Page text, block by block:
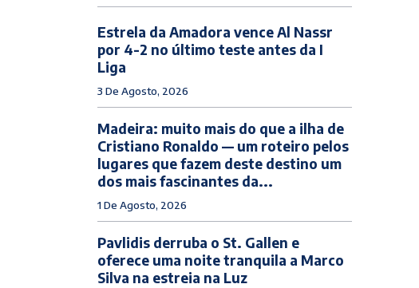
Estrela da Amadora vence Al Nassr
por 4-2 no último teste antes da I
Liga
3 De Agosto, 2026
Madeira: muito mais do que a ilha de
Cristiano Ronaldo — um roteiro pelos
lugares que fazem deste destino um
dos mais fascinantes da...
1 De Agosto, 2026
Pavlidis derruba o St. Gallen e
oferece uma noite tranquila a Marco
Silva na estreia na Luz